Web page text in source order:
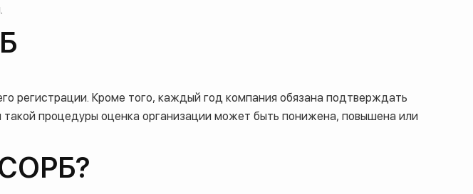
регистрации. Кроме того, каждый год компания обязана подтверждать
процедуры оценка организации может быть понижена, повышена или